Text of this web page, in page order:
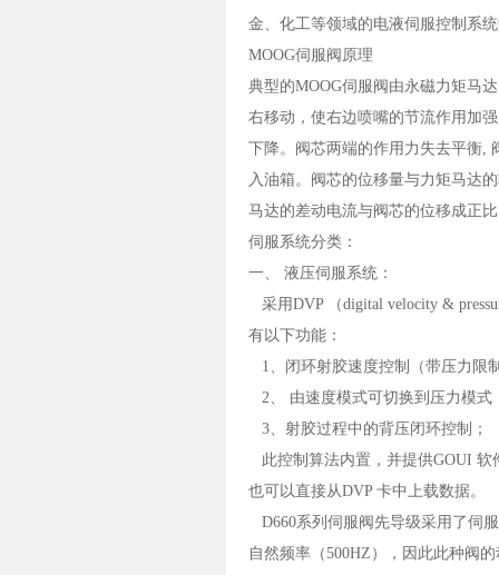
金、化工等领域的电液伺服控制系
MOOG伺服阀原理
典型的MOOG伺服阀由永磁力矩马
右移动，使右边喷嘴的节流作用加
下降。阀芯两端的作用力失去平衡,
入油箱。阀芯的位移量与力矩马达
马达的差动电流与阀芯的位移成正
伺服系统分类：
一、 液压伺服系统：
采用DVP （digital velocity &
有以下功能：
1、闭环射胶速度控制（带压力限
2、 由速度模式可切换到压力模式
3、射胶过程中的背压闭环控制；
此控制算法内置，并提供GOUI 软
也可以直接从DVP 卡中上载数据。
D660系列伺服阀先导级采用了伺
自然频率（500HZ），因此此种阀